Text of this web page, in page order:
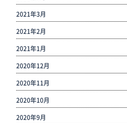
2021年3月
2021年2月
2021年1月
2020年12月
2020年11月
2020年10月
2020年9月